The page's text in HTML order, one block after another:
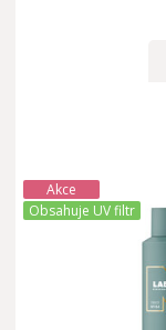
Akce
Obsahuje UV filtr